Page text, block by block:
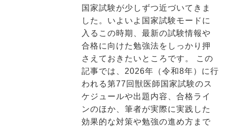
国家試験が少しずつ近づいてきま
した。いよいよ国家試験モードに
入るこの時期、最新の試験情報や
合格に向けた勉強法をしっかり押
さえておきたいところです。 この
記事では、2026年（令和8年）に行
われる第77回獣医師国家試験のス
ケジュールや出題内容、合格ライ
ンのほか、筆者が実際に実践した
効果的な対策や勉強の進め方まで